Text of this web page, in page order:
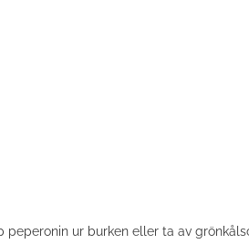
ur burken eller ta av